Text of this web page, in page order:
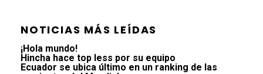
NOTICIAS MÁS LEÍDAS
¡Hola mundo!
Hincha hace top less por su equipo
Ecuador se ubica último en un ranking de las